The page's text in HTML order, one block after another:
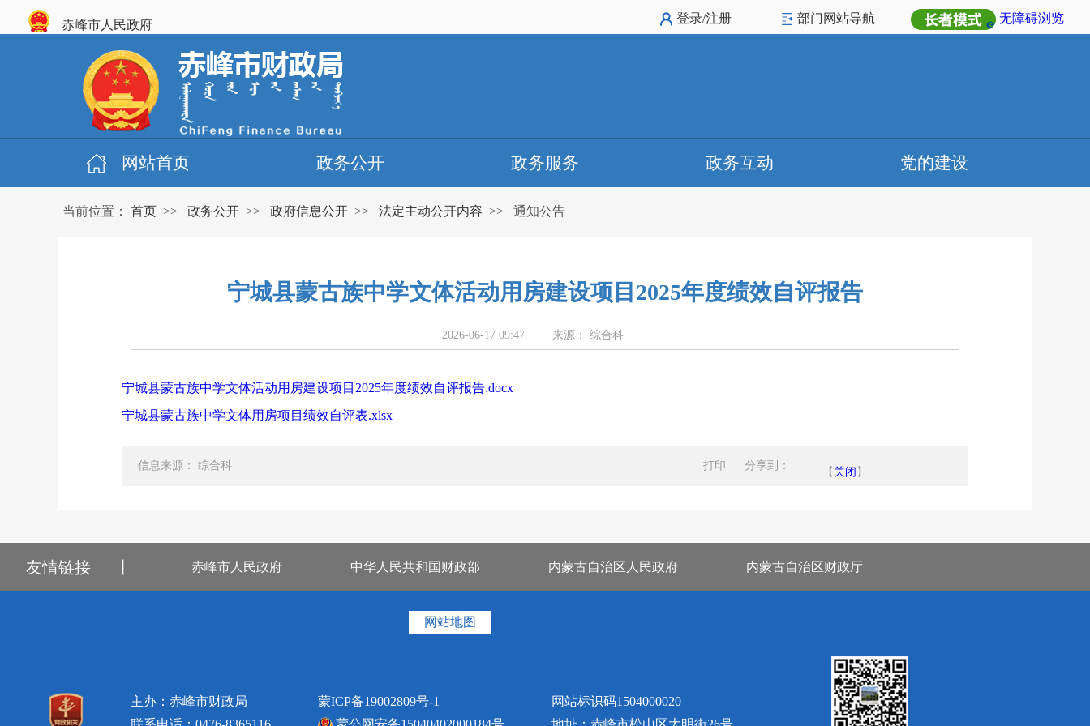
赤峰市人民政府 登录/注册 部门网站导航 无障碍浏览
网站首页 政务公开 政务服务 政务互动 党的建设
当前位置： 首页 >> 政务公开 >> 政府信息公开 >> 法定主动公开内容 >> 通知公告
宁城县蒙古族中学文体活动用房建设项目2025年度绩效自评报告
2026-06-17 09:47 来源： 综合科
宁城县蒙古族中学文体活动用房建设项目2025年度绩效自评报告.docx
宁城县蒙古族中学文体用房项目绩效自评表.xlsx
信息来源： 综合科 打印 分享到：
【 关闭 】
友情链接 赤峰市人民政府 中华人民共和国财政部 内蒙古自治区人民政府 内蒙古自治区财政厅
网站地图
主办：赤峰市财政局
蒙ICP备19002809号-1
网站标识码1504000020